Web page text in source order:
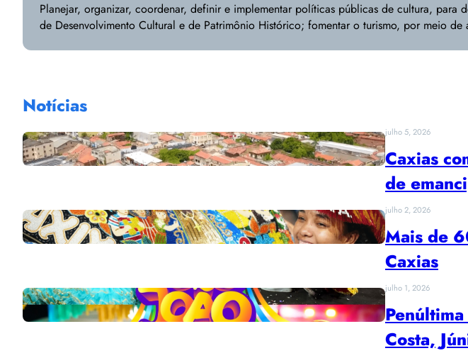
Planejar, organizar, coordenar, definir e implementar políticas públicas de cultura,
de Desenvolvimento Cultural e de Patrimônio Histórico; fomentar o turismo, por meio
Notícias
julho 5, 2026
Caxias
de
julho 2, 2026
Mais de
Caxias
julho 1, 2026
Costa,